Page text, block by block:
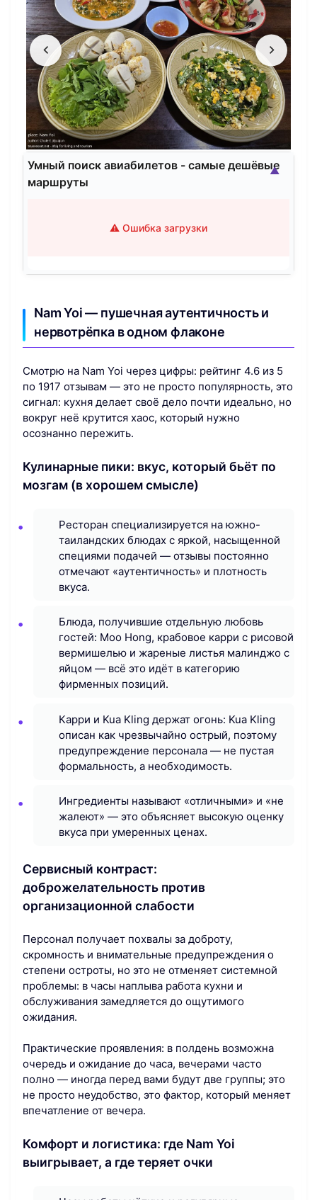
Умный поиск авиабилетов - самые дешёвые
маршруты
⚠️ Ошибка загрузки
▲
Nam Yoi — пушечная аутентичность и
нервотрёпка в одном флаконе
Смотрю на Nam Yoi через цифры: рейтинг 4.6 из 5
по 1917 отзывам — это не просто популярность, это
сигнал: кухня делает своё дело почти идеально, но
вокруг неё крутится хаос, который нужно
осознанно пережить.
Кулинарные пики: вкус, который бьёт по
мозгам (в хорошем смысле)
Ресторан специализируется на южно-
таиландских блюдах с яркой, насыщенной
специями подачей — отзывы постоянно
отмечают «аутентичность» и плотность
вкуса.
Блюда, получившие отдельную любовь
гостей: Moo Hong, крабовое карри с рисовой
вермишелью и жареные листья малинджо с
яйцом — всё это идёт в категорию
фирменных позиций.
Карри и Kua Kling держат огонь: Kua Kling
описан как чрезвычайно острый, поэтому
предупреждение персонала — не пустая
формальность, а необходимость.
Ингредиенты называют «отличными» и «не
жалеют» — это объясняет высокую оценку
вкуса при умеренных ценах.
Сервисный контраст:
доброжелательность против
организационной слабости
Персонал получает похвалы за доброту,
скромность и внимательные предупреждения о
степени остроты, но это не отменяет системной
проблемы: в часы наплыва работа кухни и
обслуживания замедляется до ощутимого
ожидания.
Практические проявления: в полдень возможна
очередь и ожидание до часа, вечерами часто
полно — иногда перед вами будут две группы; это
не просто неудобство, это фактор, который меняет
впечатление от вечера.
Комфорт и логистика: где Nam Yoi
выигрывает, а где теряет очки